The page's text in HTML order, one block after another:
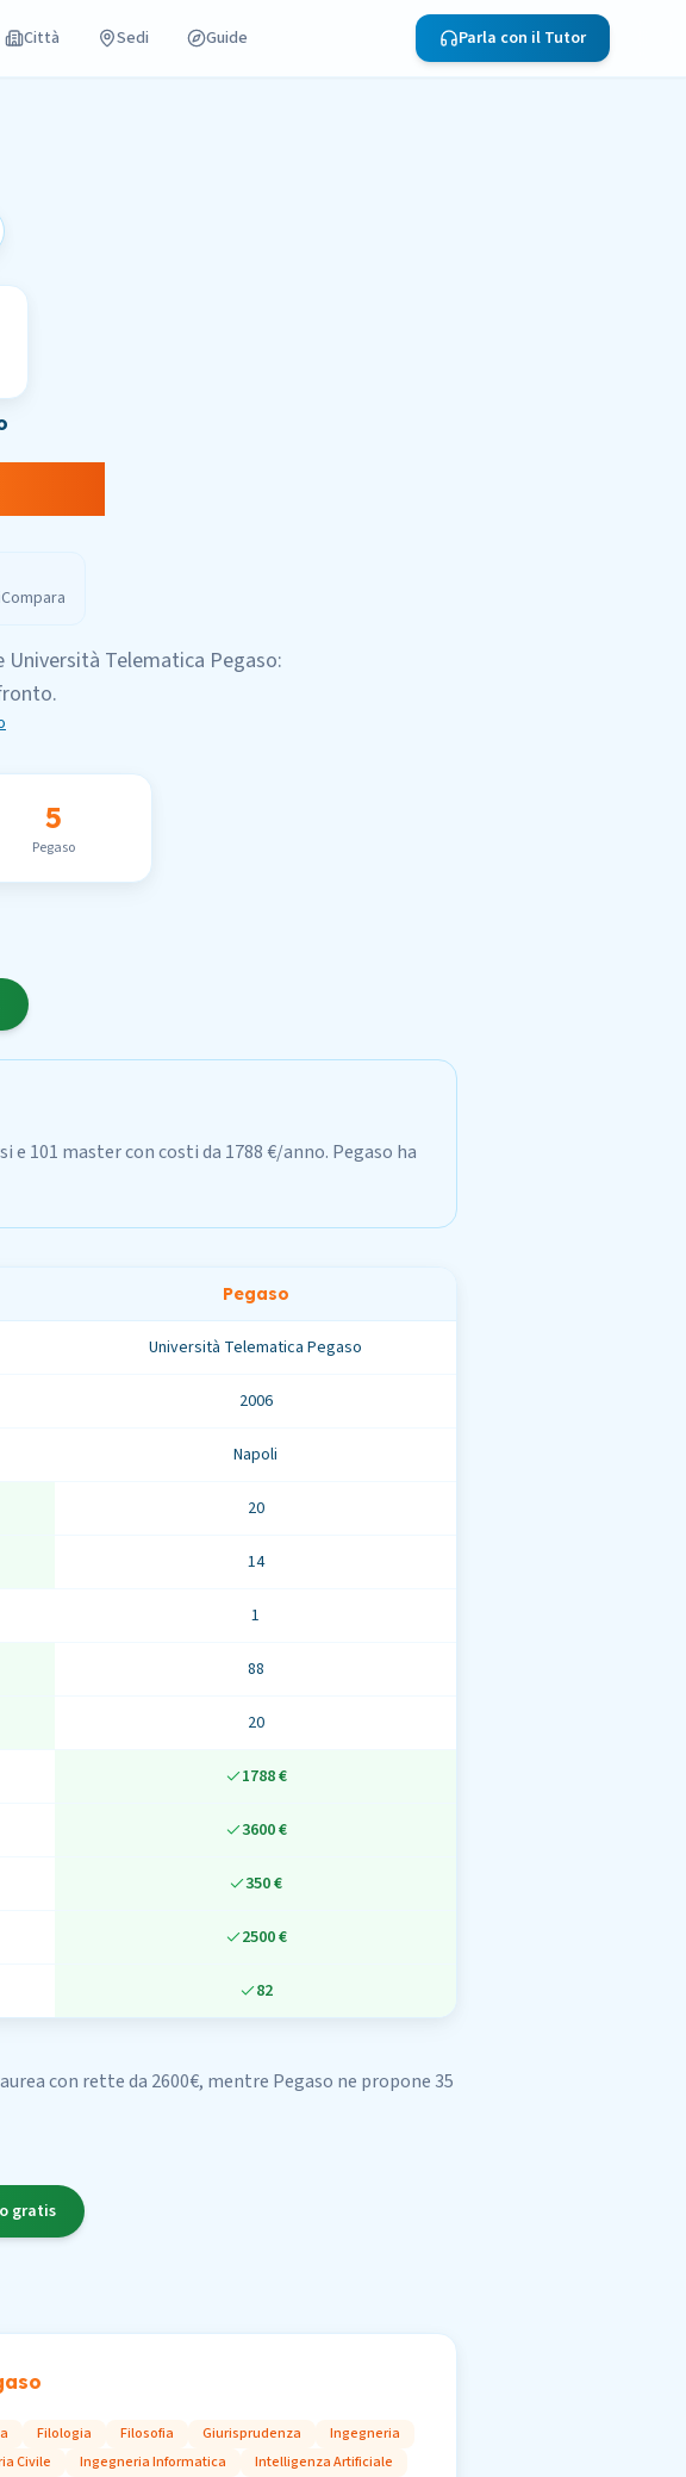
Città Sedi Guide Parla con il Tutor
Università Telematica Pegaso:
5
Pegaso
e 101 master con costi da 1788 €/anno. Pegaso ha
Pegaso
Università Telematica Pegaso
2006
Napoli
20
14
1
88
20
1788 €
3600 €
350 €
2500 €
82
con rette da 2600€, mentre Pegaso ne propone 35
gratis
Filologia Filosofia Giurisprudenza
Ingegneria
Civile
Ingegneria Informatica
Intelligenza Artificiale